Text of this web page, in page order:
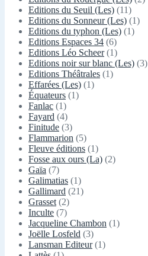
Editions du Seuil (Les) (11)
Editions du Sonneur (Les) (1)
Editions du typhon (Les) (1)
Editions Espaces 34 (6)
Editions Léo Scheer(1)
Editions noir sur blanc (Les) (3)
Editions Théâtrales (1)
Effarées (Les) (1)
Équateurs (1)
Fanlac (1)
Fayard (4)
Finitude (3)
Flammarion (5)
Fleuve éditions (1)
Fosse aux ours (La) (2)
Gaïa (7)
Galimatias (1)
Gallimard (21)
Grasset(2)
Inculte (7)
Jacqueline Chambon (1)
Joëlle Losfeld (3)
Lansman Editeur(1)